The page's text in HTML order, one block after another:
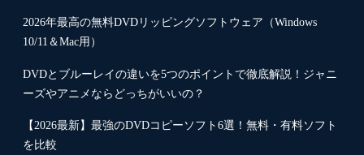
2026年最高の無料DVDリッピングソフトウェア（Windows
10/11＆Mac用）
DVDとブルーレイの違いを5つのポイントで徹底解説！ジャニ
ーズやアニメならどっちがいいの？
【2026最新】最強のDVDコピーソフト6選！無料・有料ソフト
を比較